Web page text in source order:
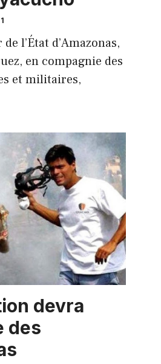
l’État d’Amazonas,
en compagnie des
et militaires,
devra
des